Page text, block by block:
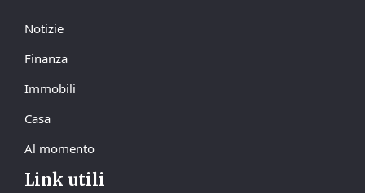
Notizie
Finanza
Immobili
Casa
Al momento
Link utili